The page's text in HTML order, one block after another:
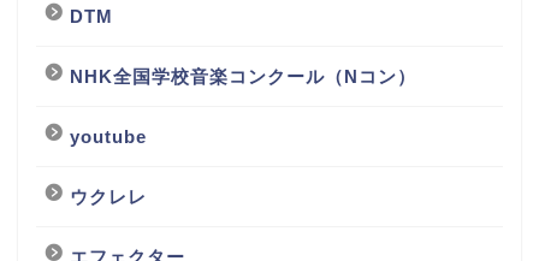
DTM
NHK全国学校音楽コンクール（Nコン）
youtube
ウクレレ